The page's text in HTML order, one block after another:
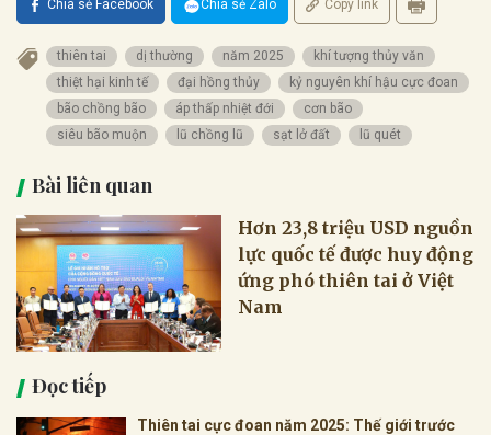
Chia sẻ Facebook Chia sẻ Zalo Copy link
thiên tai dị thường năm 2025
khí tượng thủy văn
thiệt hại kinh tế
đại hồng thủy
kỷ nguyên khí hậu cực đoan
bão chồng bão
áp thấp nhiệt đới
cơn bão
siêu bão muộn
lũ chồng lũ sạt lở đất lũ quét
Bài liên quan
Hơn 23,8 triệu USD nguồn
lực quốc tế được huy động
ứng phó thiên tai ở Việt
Nam
Đọc tiếp
Thiên tai cực đoan năm 2025: Thế giới trước